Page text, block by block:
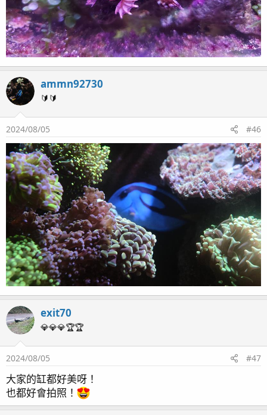
ammn92730
🔰🔰
2024/08/05 #46
exit70
💎💎💎🏆🏆
2024/08/05 #47
大家的缸都好美呀！
也都好會拍照！